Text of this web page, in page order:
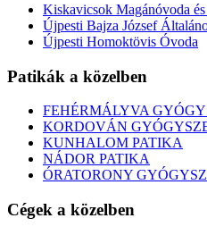
Kiskavicsok Magánóvoda
Újpesti Bajza József
Újpesti Homoktövis Óvoda
Patikák a közelben
FEHÉRMÁLYVA
KORDOVÁN
KUNHALOM PATIKA
NÁDOR PATIKA
ÓRATORONY
Cégek a közelben